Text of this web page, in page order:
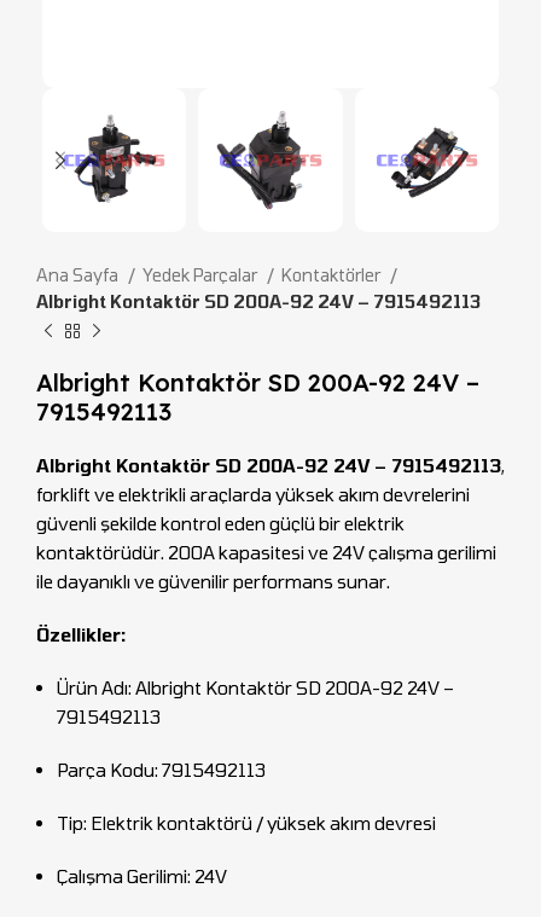
Ana Sayfa Yedek Parçalar
Kontaktörler
Albright Kontaktör SD 200A-92 24V – 7915492113
Albright Kontaktör SD 200A-92 24V –
7915492113
Albright Kontaktör SD 200A-92 24V – 7915492113,
forklift ve elektrikli araçlarda yüksek akım devrelerini
güvenli şekilde kontrol eden güçlü bir elektrik
kontaktörüdür. 200A kapasitesi ve 24V çalışma gerilimi
ile dayanıklı ve güvenilir performans sunar.
Özellikler:
Ürün Adı: Albright Kontaktör SD 200A-92 24V –
7915492113
Parça Kodu: 7915492113
Tip: Elektrik kontaktörü / yüksek akım devresi
Çalışma Gerilimi: 24V